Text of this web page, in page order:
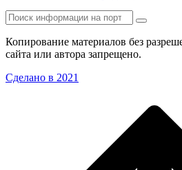
Копирование материалов без
сайта или автора запрещено.
Сделано в 2021